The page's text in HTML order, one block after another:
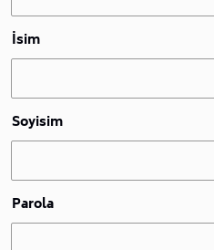
İsim
Soyisim
Parola